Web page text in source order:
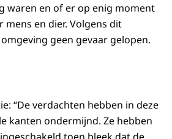
waren en of er op enig moment
mens en dier. Volgens dit
geen gevaar gelopen.
“De verdachten hebben in deze
kanten ondermijnd. Ze hebben